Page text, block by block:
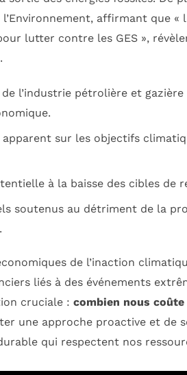
affirmant que «
lutter contre les GES »,
l’industrie pétrolière et
apparent sur les objectifs
à la baisse des cibles de
soutenus au détriment de la
de l’inaction
liés à des événements
cruciale : combien nous
une approche proactive et de
qui respectent nos